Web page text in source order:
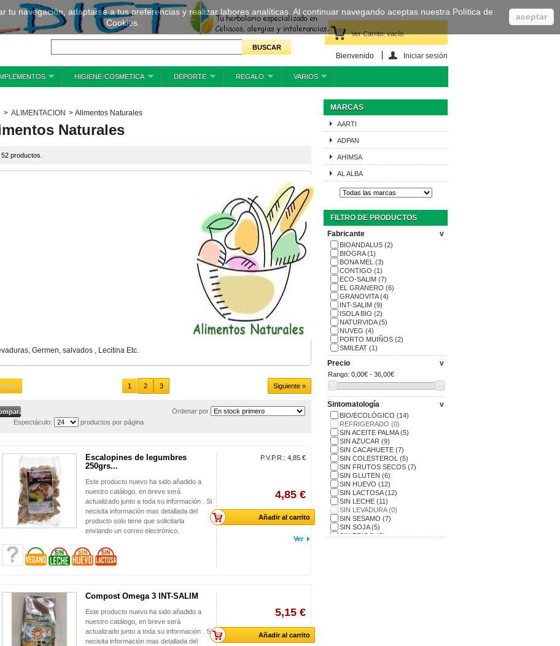
Ver Carrito:vacío
Bienvenido Iniciar sesión
HIGIENE-COSMETICA DEPORTE REGALO VARIOS
> ALIMENTACION > Alimentos Naturales
Naturales
productos.
Germen, salvados , Lecitina Etc.
1 2 3 Siguiente »
Ordenar por
Espectáculo:
productos por página
Escalopines de legumbres
250grs...
Este producto nuevo ha sido añadido a
nuestro catálogo, en breve será
actualizado junto a toda su información . Si
necisita información mas detallada del
producto solo tiene que solicitarla
enviando un correo electrónico.
P.V.P.R.: 4,85 €
4,85 €
Añadir al carrito
Ver
Compost Omega 3 INT-SALIM
Este producto nuevo ha sido añadido a
nuestro catálogo, en breve será
actualizado junto a toda su información . Si
necisita información mas detallada del
5,15 €
Añadir al carrito
MARCAS
AARTI
ADPAN
AHIMSA
AL ALBA
FILTRO DE PRODUCTOS
Fabricante
v
BIOANDALUS (2)
BIOGRA(1)
BONA MEL (3)
CONTIGO (1)
ECO-SALIM (7)
EL GRANERO (6)
GRANOVITA(4)
INT-SALIM (9)
ISOLA BIO (2)
NATURVIDA(5)
NUVEG (4)
PORTO MUIÑOS (2)
SMILEAT (1)
Precio v
Rango: 0,00€ - 36,00€
Sintomatología v
BIO/ECOLÓGICO (14)
REFRIGERADO (0)
SIN ACEITE PALMA(5)
SIN AZUCAR (9)
SIN CACAHUETE (7)
SIN COLESTEROL (5)
SIN FRUTOS SECOS (7)
SIN GLUTEN (6)
SIN HUEVO (12)
SIN LACTOSA(12)
SIN LECHE (11)
SIN LEVADURA(0)
SIN SESAMO (7)
SIN SOJA(5)
SIN TRIGO(6)
tu navegación, adaptarse a tus preferencias y realizar labores analíticas. Al continuar navegando aceptas nuestra Política de
Cookies.
aceptar